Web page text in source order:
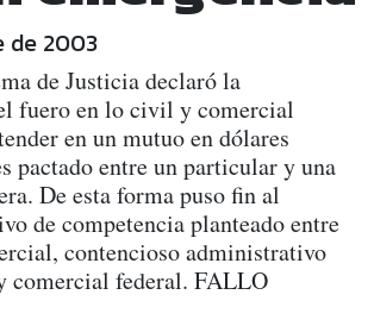
de 2003
de Justicia declaró la
fuero en lo civil y comercial
en un mutuo en dólares
pactado entre un particular y una
De esta forma puso fin al
de competencia planteado entre
contencioso administrativo
comercial federal. FALLO